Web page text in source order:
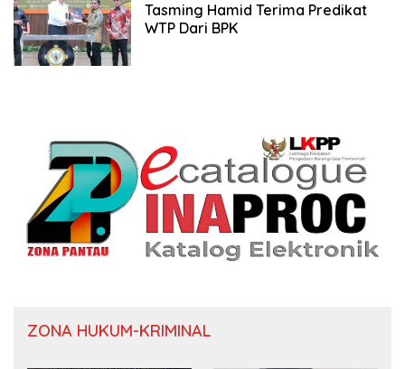
Tasming Hamid Terima Predikat
WTP Dari BPK
ZONA HUKUM-KRIMINAL